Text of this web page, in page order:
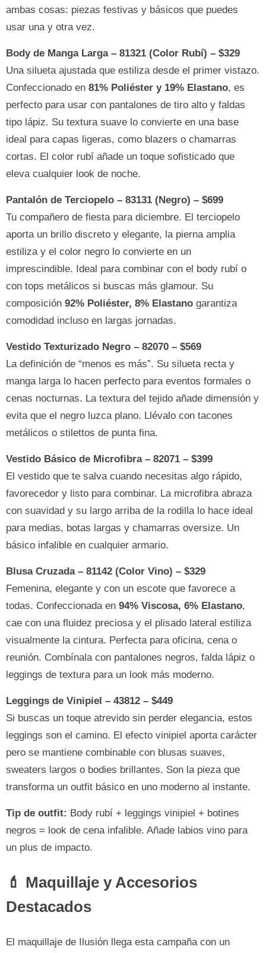
ambas cosas: piezas festivas y básicos que puedes
usar una y otra vez.
Body de Manga Larga – 81321 (Color Rubí) – $329
Una silueta ajustada que estiliza desde el primer vistazo.
Confeccionado en 81% Poliéster y 19% Elastano, es
perfecto para usar con pantalones de tiro alto y faldas
tipo lápiz. Su textura suave lo convierte en una base
ideal para capas ligeras, como blazers o chamarras
cortas. El color rubí añade un toque sofisticado que
eleva cualquier look de noche.
Pantalón de Terciopelo – 83131 (Negro) – $699
Tu compañero de fiesta para diciembre. El terciopelo
aporta un brillo discreto y elegante, la pierna amplia
estiliza y el color negro lo convierte en un
imprescindible. Ideal para combinar con el body rubí o
con tops metálicos si buscas más glamour. Su
composición 92% Poliéster, 8% Elastano garantiza
comodidad incluso en largas jornadas.
Vestido Texturizado Negro – 82070 – $569
La definición de “menos es más”. Su silueta recta y
manga larga lo hacen perfecto para eventos formales o
cenas nocturnas. La textura del tejido añade dimensión y
evita que el negro luzca plano. Llévalo con tacones
metálicos o stilettos de punta fina.
Vestido Básico de Microfibra – 82071 – $399
El vestido que te salva cuando necesitas algo rápido,
favorecedor y listo para combinar. La microfibra abraza
con suavidad y su largo arriba de la rodilla lo hace ideal
para medias, botas largas y chamarras oversize. Un
básico infalible en cualquier armario.
Blusa Cruzada – 81142 (Color Vino) – $329
Femenina, elegante y con un escote que favorece a
todas. Confeccionada en 94% Viscosa, 6% Elastano,
cae con una fluidez preciosa y el plisado lateral estiliza
visualmente la cintura. Perfecta para oficina, cena o
reunión. Combínala con pantalones negros, falda lápiz o
leggings de textura para un look más moderno.
Leggings de Vinipiel – 43812 – $449
Si buscas un toque atrevido sin perder elegancia, estos
leggings son el camino. El efecto vinipiel aporta carácter
pero se mantiene combinable con blusas suaves,
sweaters largos o bodies brillantes. Son la pieza que
transforma un outfit básico en uno moderno al instante.
Tip de outfit: Body rubí + leggings vinipiel + botines
negros = look de cena infalible. Añade labios vino para
un plus de impacto.
💄 Maquillaje y Accesorios
Destacados
El maquillaje de Ilusión llega esta campaña con un